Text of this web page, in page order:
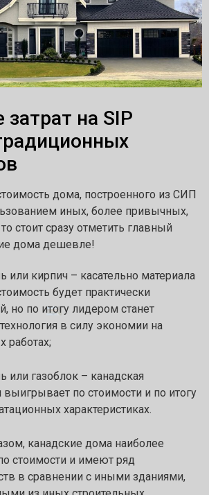
затрат на SIP
дома, построенного из СИП
иных, более привычных,
стоит сразу отметить главный
дома дешевле!
или кирпич – касательно материала
будет практически
но по итогу лидером станет
в силу экономии на
работах;
или газоблок – канадская
выигрывает по стоимости и по итогу
характеристиках.
канадские дома наиболее
стоимости и имеют ряд
в сравнении с иными зданиями,